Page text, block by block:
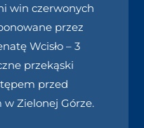
win czerwonych
przez
Wcisło – 3
przekąski
przed
Zielonej Górze.